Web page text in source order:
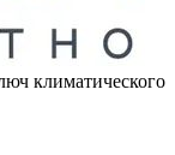
климатического